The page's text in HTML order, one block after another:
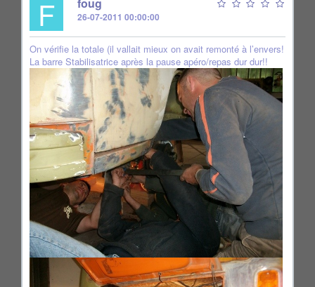
F 26-07-2011 00:00:00
On vérifie la totale (il vallait mieux on avait remonté à l’envers!
La barre Stabilisatrice après la pause apéro/repas dur dur!!